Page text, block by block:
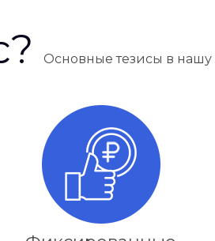
Основные тезисы в нашу